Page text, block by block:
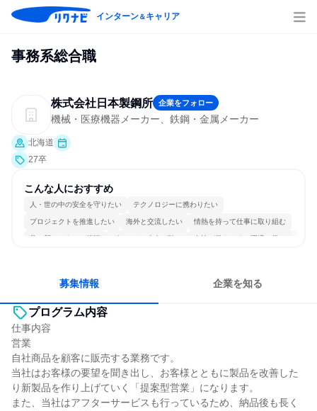
インターン＆キャリア
事務系総合職
株式会社日本製鋼所 企業をフォロー
機械・医療機器メーカー、鉄鋼・金属メーカー
北海道
27卒
こんな人におすすめ
人・世の中の安全を守りたい テクノロジーに携わりたい
プロジェクトを推進したい 海外と交流したい 情熱を持って仕事に取り組む
常に新しいものに挑戦 グローバル志向が強い 女性が働きやすい環境で働ける
募集情報 企業を知る
プログラム内容
仕事内容
営業
自社商品を顧客に販売する業務です。
当社はお客様の要望を聞き出し、お客様とともに製品を改善した
り新製品を作り上げていく「提案型営業」になります。
また、当社はアフターサービスも行っているため、納品後も長く